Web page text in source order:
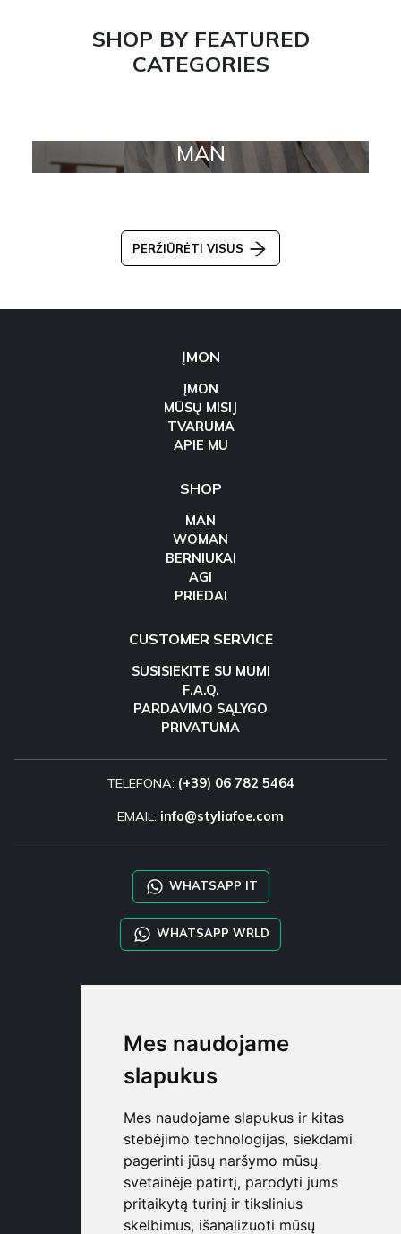
Mes naudojame
slapukus
Mes naudojame slapukus ir kitas
stebėjimo technologijas, siekdami
pagerinti jūsų naršymo mūsų
svetainėje patirtį, parodyti jums
pritaikytą turinį ir tikslinius
skelbimus, išanalizuoti mūsų
SHOP BY FEATURED
CATEGORIES
MAN
PERŽIŪRĖTI VISUS
ĮMON
ĮMON
MŪSŲ MISIJ
TVARUMA
APIE MU
SHOP
MAN
WOMAN
BERNIUKAI
AGI
PRIEDAI
CUSTOMER SERVICE
SUSISIEKITE SU MUMI
F.A.Q.
PARDAVIMO SĄLYGO
PRIVATUMA
TELEFONA: (+39) 06 782 5464
EMAIL: info@styliafoe.com
WHATSAPP IT
WHATSAPP WRLD
TAYLOR MADE ORDERS
REGISTRUOT
PRISIJUNGT
PIRKINIŲ KREPŠELI